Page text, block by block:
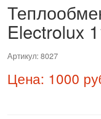
Electrolux
Артикул: 8027
Цена: 1000